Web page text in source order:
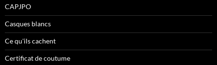
CAPJPO
Casques blancs
Ce qu'ils cachent
Certificat de coutume